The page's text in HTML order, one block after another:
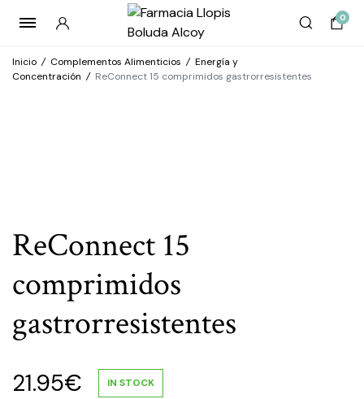
0
Inicio / Complementos Alimenticios / Energía y
Concentración / ReConnect 15 comprimidos gastrorresistentes
ReConnect 15
comprimidos
gastrorresistentes
21.95€ IN STOCK